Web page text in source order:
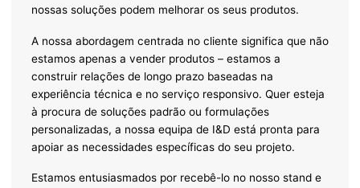
nossas soluções podem melhorar os seus produtos.
A nossa abordagem centrada no cliente significa que não
estamos apenas a vender produtos – estamos a
construir relações de longo prazo baseadas na
experiência técnica e no serviço responsivo. Quer esteja
à procura de soluções padrão ou formulações
personalizadas, a nossa equipa de I&D está pronta para
apoiar as necessidades específicas do seu projeto.
Estamos entusiasmados por recebê-lo no nosso stand e